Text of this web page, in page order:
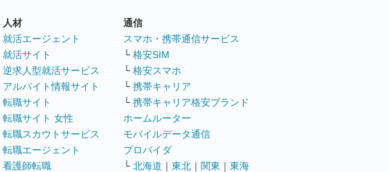
人材
就活エージェント
就活サイト
逆求人型就活サービス
アルバイト情報サイト
転職サイト
転職サイト 女性
転職スカウトサービス
転職エージェント
看護師転職
通信
スマホ・携帯通信サービス
└ 格安SIM
└ 格安スマホ
└ 携帯キャリア
└ 携帯キャリア格安ブランド
ホームルーター
モバイルデータ通信
プロバイダ
└ 北海道 ｜ 東北 ｜ 関東 ｜ 東海